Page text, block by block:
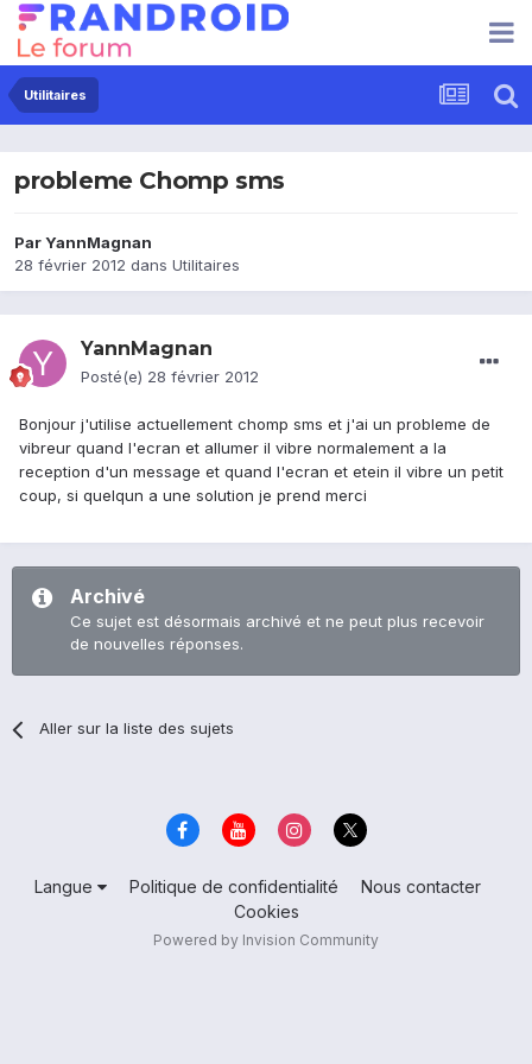
Utilitaires
probleme Chomp sms
ParYannMagnan
28 février 2012 dans Utilitaires
YannMagnan
Posté(e) 28 février 2012
Bonjour j'utilise actuellement chomp sms et j'ai un probleme de
vibreur quand l'ecran et allumer il vibre normalement a la
reception d'un message et quand l'ecran et etein il vibre un petit
coup, si quelqun a une solution je prend merci
Archivé
Ce sujet est désormais archivé et ne peut plus recevoir
de nouvelles réponses.
Aller sur la liste des sujets
Langue Politique de confidentialité
Nous contacter
Cookies
Powered by Invision Community